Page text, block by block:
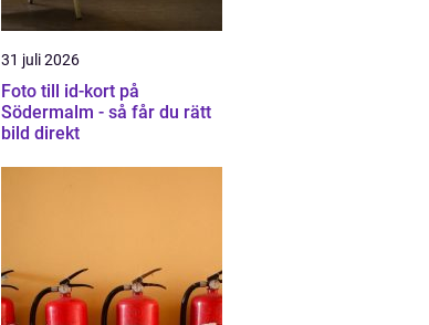
31 juli 2026
Foto till id-kort på
Södermalm - så får du rätt
bild direkt